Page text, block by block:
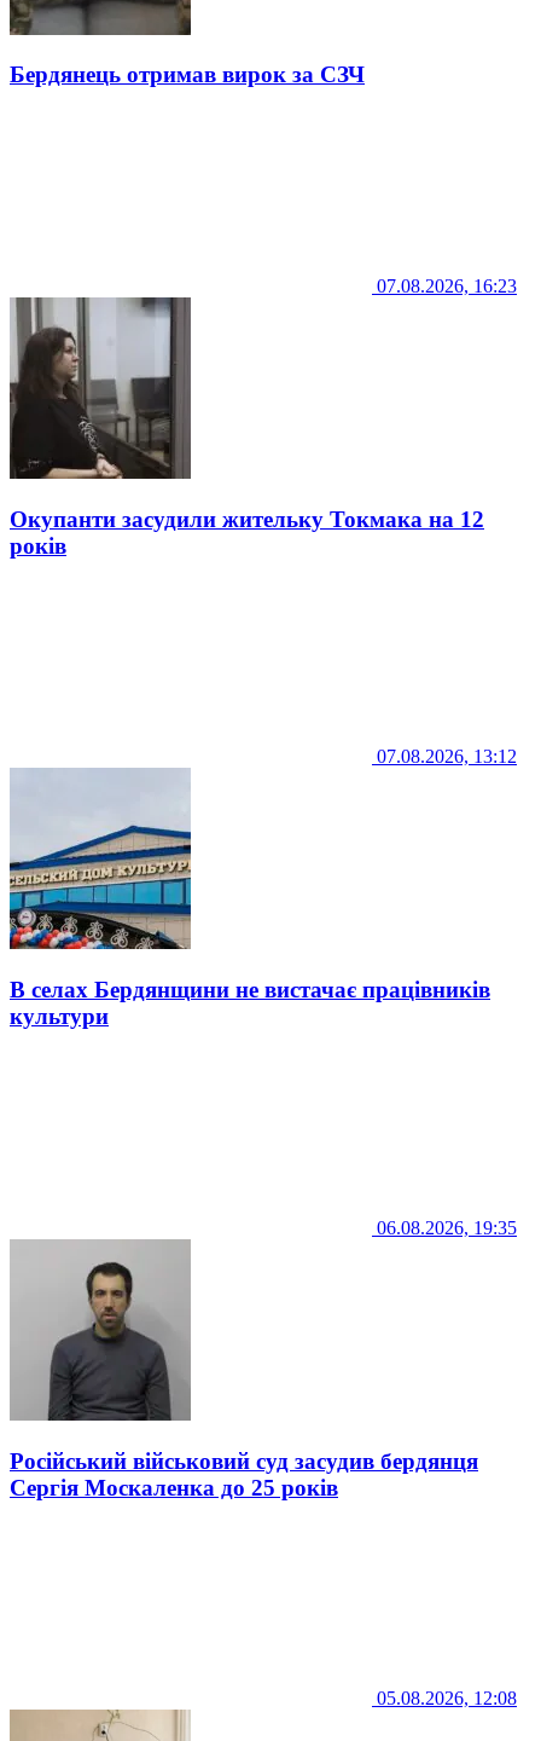
Бердянець отримав вирок за СЗЧ
07.08.2026, 16:23
Окупанти засудили жительку Токмака на 12
років
07.08.2026, 13:12
В селах Бердянщини не вистачає працівників
культури
06.08.2026, 19:35
Російський військовий суд засудив бердянця
Сергія Москаленка до 25 років
05.08.2026, 12:08